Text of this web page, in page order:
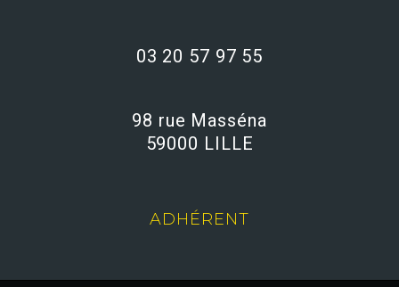
03 20 57 97 55
98 rue Masséna
59000 LILLE
ADHÉRENT